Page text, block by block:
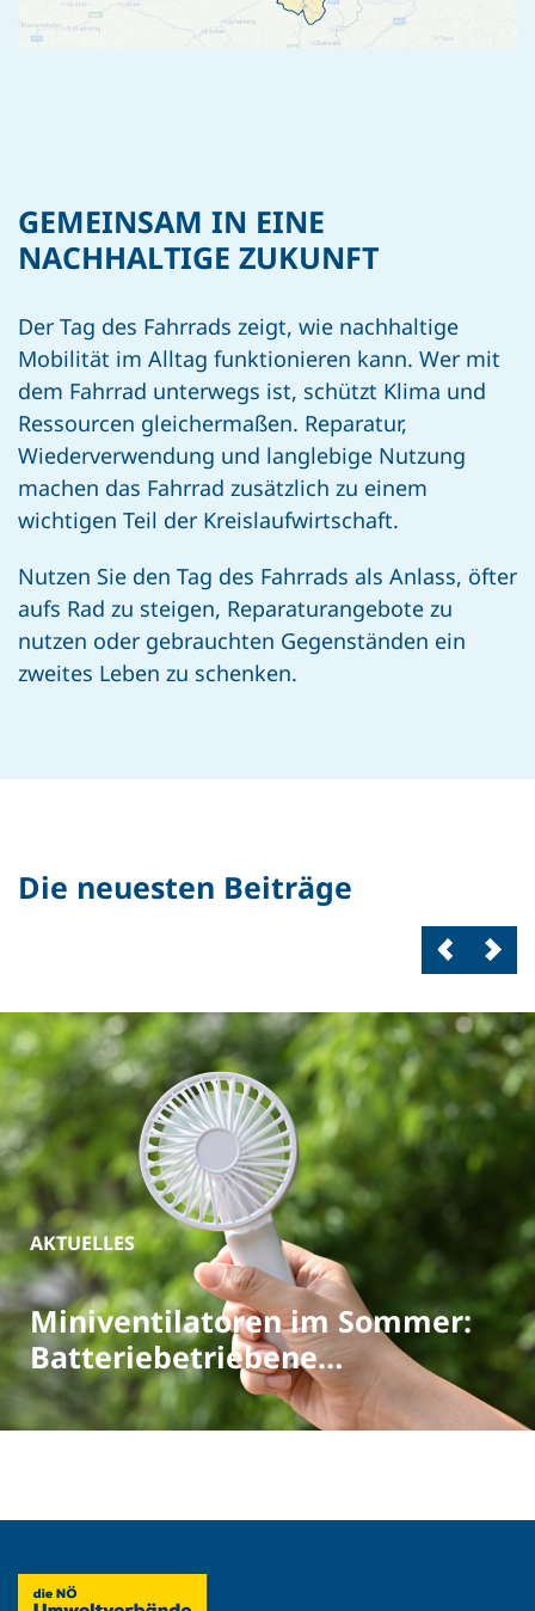
GEMEINSAM IN EINE
NACHHALTIGE ZUKUNFT
Der Tag des Fahrrads zeigt, wie nachhaltige
Mobilität im Alltag funktionieren kann. Wer mit
dem Fahrrad unterwegs ist, schützt Klima und
Ressourcen gleichermaßen. Reparatur,
Wiederverwendung und langlebige Nutzung
machen das Fahrrad zusätzlich zu einem
wichtigen Teil der Kreislaufwirtschaft.
Nutzen Sie den Tag des Fahrrads als Anlass, öfter
aufs Rad zu steigen, Reparaturangebote zu
nutzen oder gebrauchten Gegenständen ein
zweites Leben zu schenken.
Die neuesten Beiträge
AKTUELLES
Miniventilatoren im Sommer:
Batteriebetriebene
Ventilatoren richtig entsorgen